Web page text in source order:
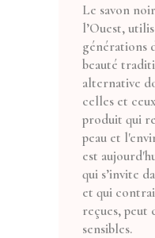
Le savon
l’Ouest,
générations
beauté
alternative
celles et
produit qui
peau et
est
qui s’invite
et qui
reçues, peut
sensibles.